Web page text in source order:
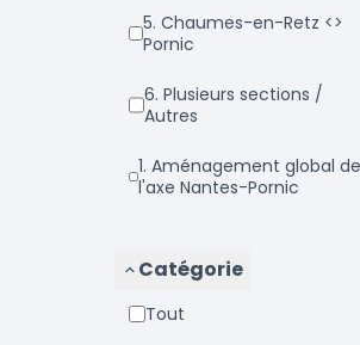
5. Chaumes-en-Retz <>
Pornic
6. Plusieurs sections /
Autres
1. Aménagement global de
l'axe Nantes-Pornic
Catégorie
Tout